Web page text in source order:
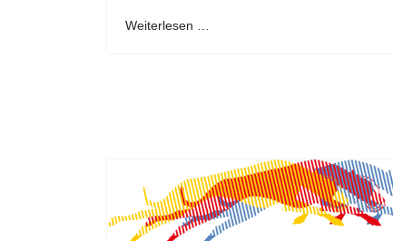
Weiterlesen …